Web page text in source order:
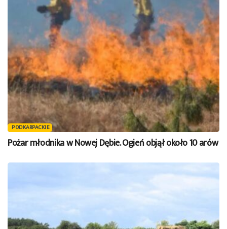
PODKARPACKIE
Pożar młodnika w Nowej Dębie. Ogień objął około 10 arów